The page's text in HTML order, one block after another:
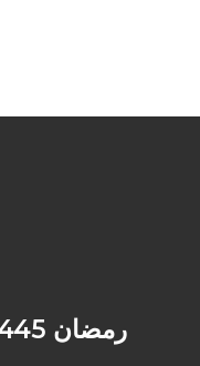
رمضان 1445 – كيفية ثبوت شهر الصوم